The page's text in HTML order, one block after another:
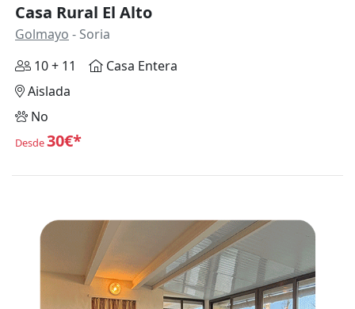
Casa Rural El Alto
Golmayo - Soria
10 + 11
Casa Entera
Aislada
No
Desde30€*